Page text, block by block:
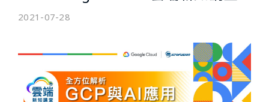
2021-07-28